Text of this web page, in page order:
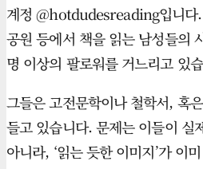
계정 @hotdudesreading입니다
공원 등에서 책을 읽는 남성들의
명 이상의 팔로워를 거느리고 있
그들은 고전문학이나 철학서, 혹
들고 있습니다. 문제는 이들이 실
아니라, ‘읽는 듯한 이미지’가 이